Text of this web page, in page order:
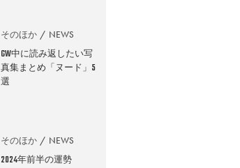
そのほか NEWS
GW中に読み返したい写
真集まとめ「ヌード」5
選
そのほか NEWS
2024年前半の運勢